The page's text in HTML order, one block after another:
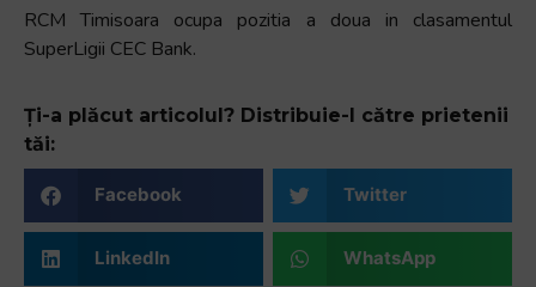
help
you
interact
with
RCM Timisoara ocupa pozitia a doua in clasamentul
SuperLigii CEC Bank.
Ți-a plăcut articolul? Distribuie-l către prietenii
tăi:
Facebook Twitter
LinkedIn WhatsApp